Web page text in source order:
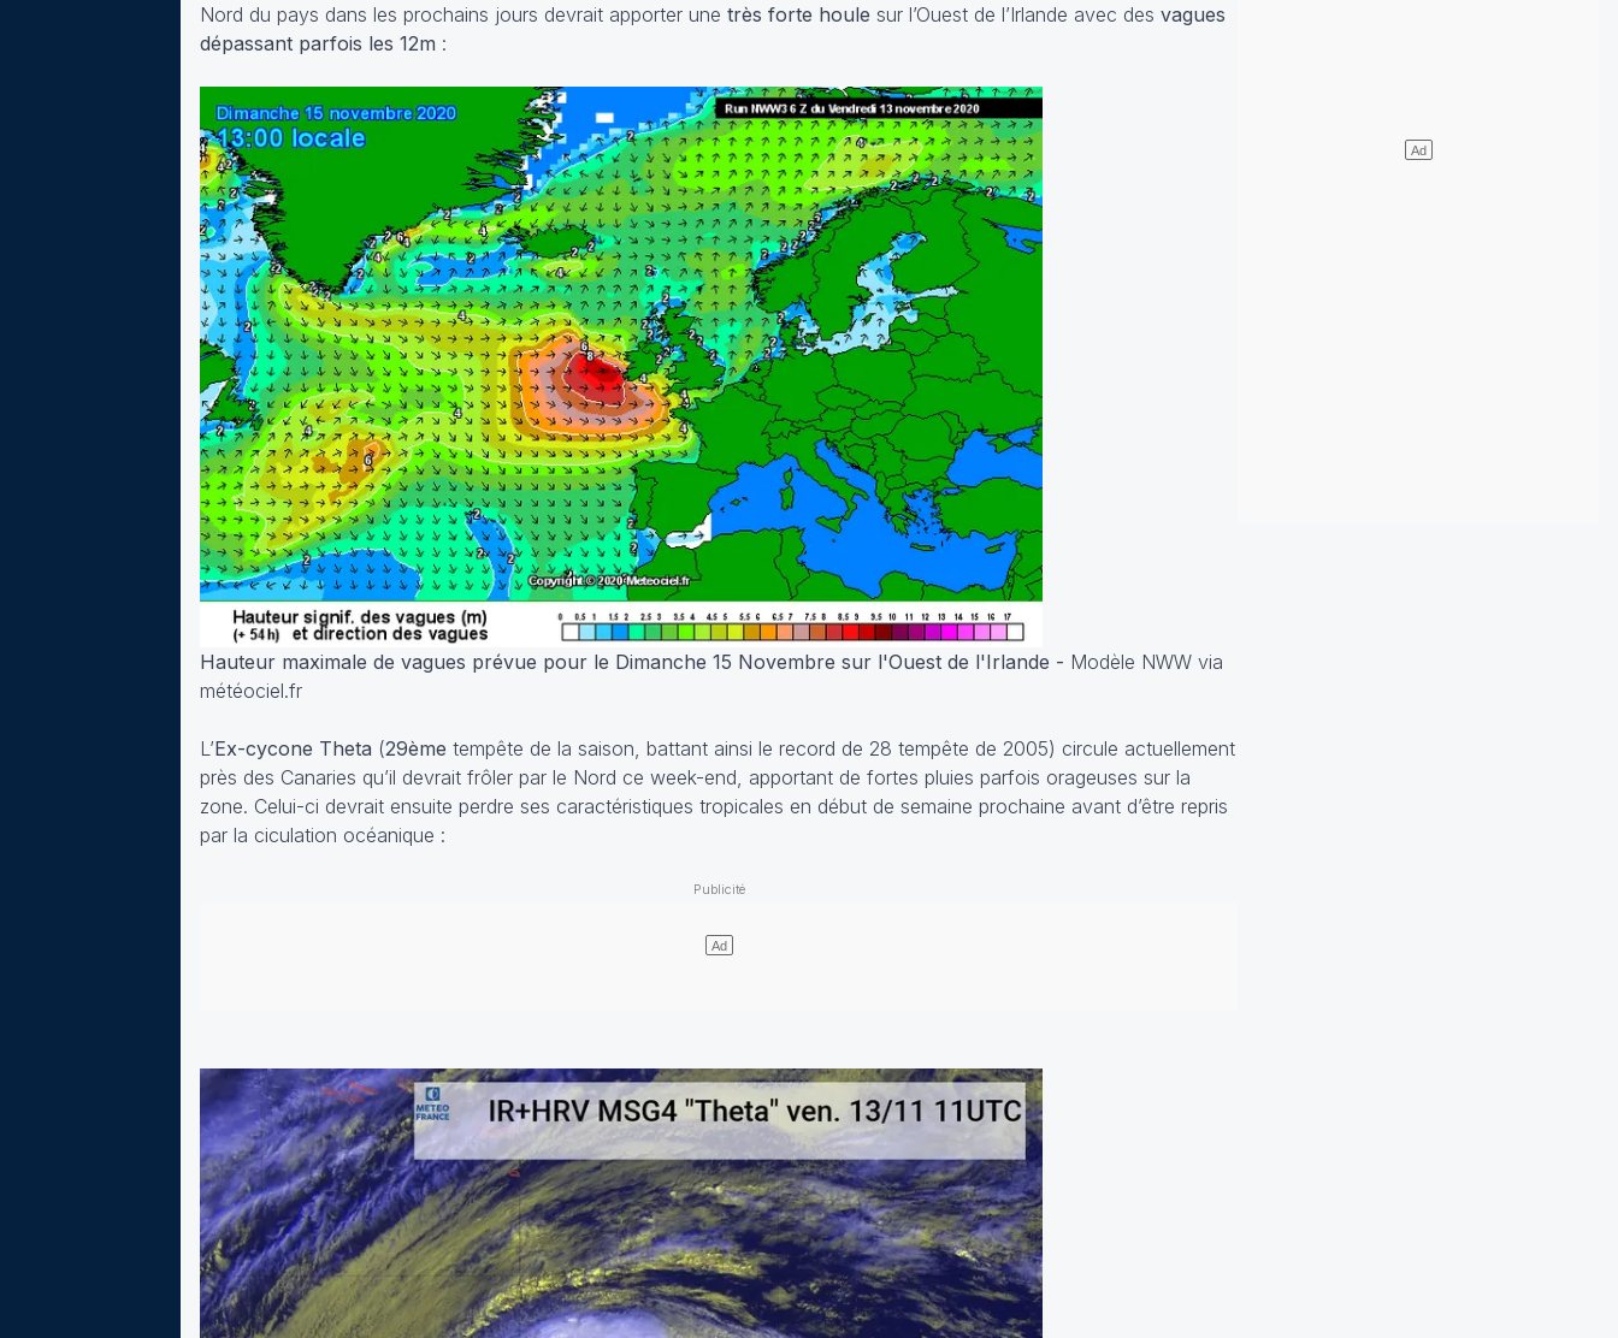
Nord du pays dans les prochains jours devrait apporter une très forte houle sur l’Ouest de l’Irlande avec des vagues
dépassant parfois les 12m :
Hauteur maximale de vagues prévue pour le Dimanche 15 Novembre sur l'Ouest de l'Irlande - Modèle NWW via
météociel.fr
L’Ex-cycone Theta (29ème tempête de la saison, battant ainsi le record de 28 tempête de 2005) circule actuellement
près des Canaries qu’il devrait frôler par le Nord ce week-end, apportant de fortes pluies parfois orageuses sur la
zone. Celui-ci devrait ensuite perdre ses caractéristiques tropicales en début de semaine prochaine avant d’être repris
par la ciculation océanique :